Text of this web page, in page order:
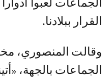
الجماعات لعبوا
القرار ببلادنا.
وقالت المنصوري،
الجماعات بالجهة،